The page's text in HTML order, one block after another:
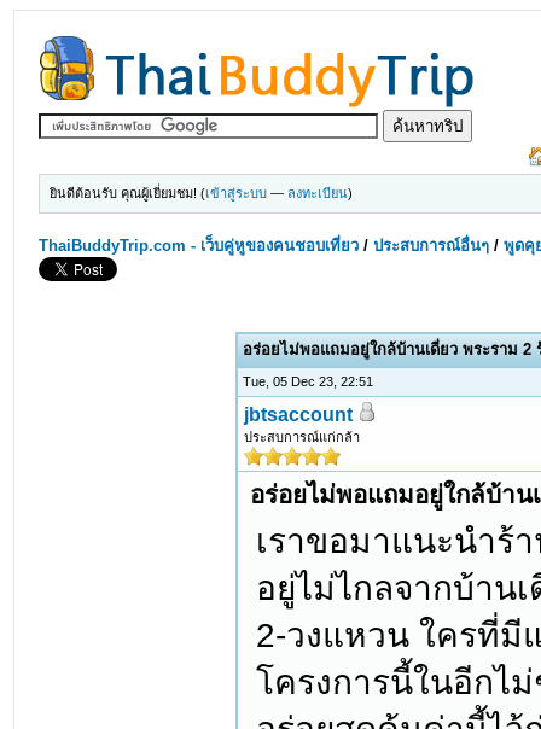
ยินดีต้อนรับ คุณผู้เยี่ยมชม! (เข้าสู่ระบบ — ลงทะเบียน)
ThaiBuddyTrip.com - เว็บคู่หูของคนชอบเที่ยว /ประสบการณ์อื่นๆ /พูดคุ
อร่อยไม่พอแถมอยู่ใกล้บ้านเดี่ยว พระราม 2
Tue, 05 Dec 23, 22:51
jbtsaccount
ประสบการณ์แก่กล้า
อร่อยไม่พอแถมอยู่ใกล้บ้า
เราขอมาแนะนำร้
อยู่ไม่ไกลจากบ้าน
2-วงแหวน ใครที่มี
โครงการนี้ในอีกไ